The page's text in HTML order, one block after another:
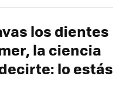
los dientes
la ciencia
lo estás